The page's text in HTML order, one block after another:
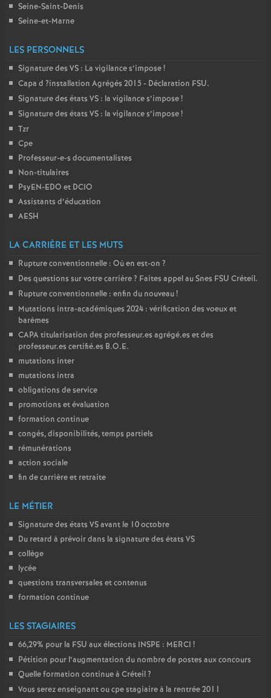
Seine-Saint-Denis
Seine-et-Marne
LES PERSONNELS
Signature des VS : La vigilance s’impose!
Capa d ?installation Agrégés 2015 - Déclaration FSU.
Signature des états VS : la vigilance s’impose!
Signature des états VS : la vigilance s’impose!
Tzr
Cpe
Professeur-e-s documentalistes
Non-titulaires
PsyEN-EDO et DCIO
Assistants d’éducation
AESH
LA CARRIÈRE ET LES MUTS
Rupture conventionnelle : Où en est-on ?
Des questions sur votre carrière? Faites appel au Snes FSU Créteil.
Rupture conventionnelle : enfin du nouveau!
Mutations intra-académiques 2024 : vérification des voeux et
barèmes
CAPAtitularisation des professeur.es agrégé.es et des
professeur.es certifié.es B.O.E.
mutations inter
mutations intra
obligations de service
promotions et évaluation
formation continue
congés, disponibilités, temps partiels
rémunérations
action sociale
fin de carrière et retraite
LE MÉTIER
Signature des états VSavant le 10 octobre
Du retard à prévoir dans la signature des états VS
collège
lycée
questions transversales et contenus
formation continue
LES STAGIAIRES
66,29% pour la FSU aux élections INSPE : MERCI !
Pétition pour l’augmentation du nombre de postes aux concours
Quelle formation continue à Créteil?
Vous serez enseignant ou cpe stagiaire à la rentrée 2011